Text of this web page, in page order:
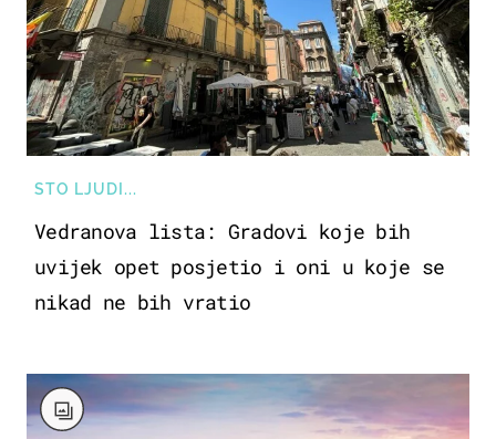
STO LJUDI...
Vedranova lista: Gradovi koje bih
uvijek opet posjetio i oni u koje se
nikad ne bih vratio